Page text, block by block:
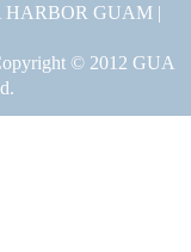
HARBOR GUAM |
© 2012 GUA